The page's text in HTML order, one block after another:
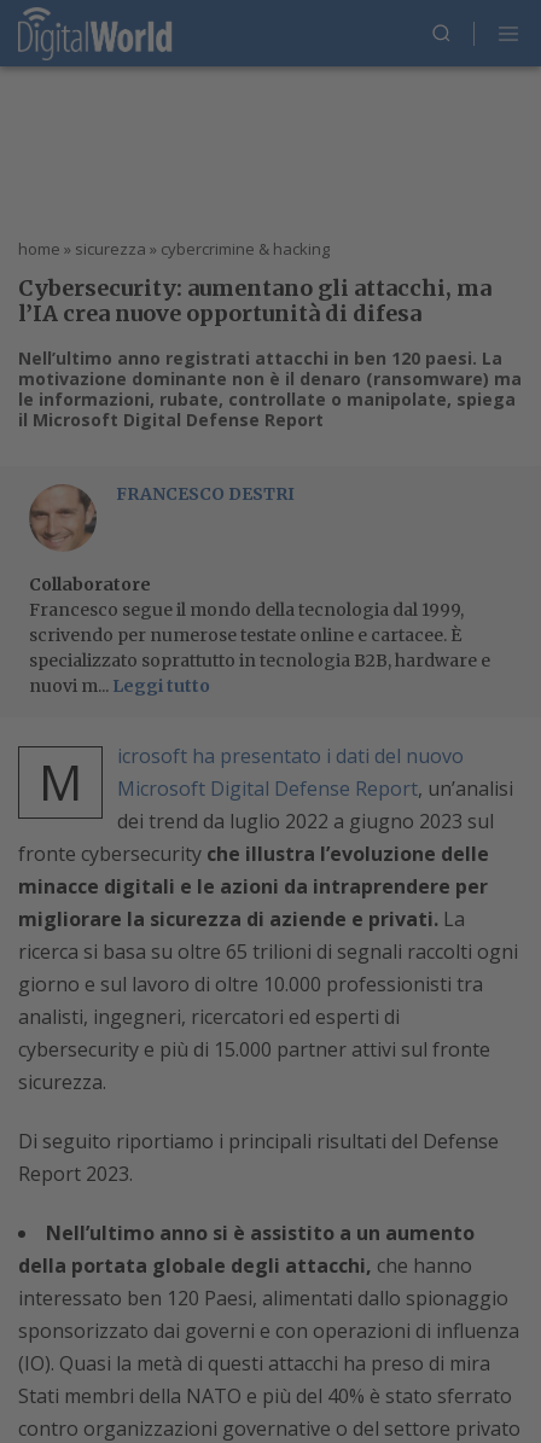
home » sicurezza » cybercrimine & hacking
Cybersecurity: aumentano gli attacchi, ma
l’IA crea nuove opportunità di difesa
Nell’ultimo anno registrati attacchi in ben 120 paesi. La
motivazione dominante non è il denaro (ransomware) ma
le informazioni, rubate, controllate o manipolate, spiega
il Microsoft Digital Defense Report
FRANCESCO DESTRI
Collaboratore
Francesco segue il mondo della tecnologia dal 1999,
scrivendo per numerose testate online e cartacee. È
specializzato soprattutto in tecnologia B2B, hardware e
nuovi m... Leggi tutto
M
icrosoft ha presentato i dati del nuovo
Microsoft Digital Defense Report, un’analisi
dei trend da luglio 2022 a giugno 2023 sul
fronte cybersecurity che illustra l’evoluzione delle
minacce digitali e le azioni da intraprendere per
migliorare la sicurezza di aziende e privati. La
ricerca si basa su oltre 65 trilioni di segnali raccolti ogni
giorno e sul lavoro di oltre 10.000 professionisti tra
analisti, ingegneri, ricercatori ed esperti di
cybersecurity e più di 15.000 partner attivi sul fronte
sicurezza.
Di seguito riportiamo i principali risultati del Defense
Report 2023.
Nell’ultimo anno si è assistito a un aumento
della portata globale degli attacchi, che hanno
interessato ben 120 Paesi, alimentati dallo spionaggio
sponsorizzato dai governi e con operazioni di influenza
(IO). Quasi la metà di questi attacchi ha preso di mira
Stati membri della NATO e più del 40% è stato sferrato
contro organizzazioni governative o del settore privato